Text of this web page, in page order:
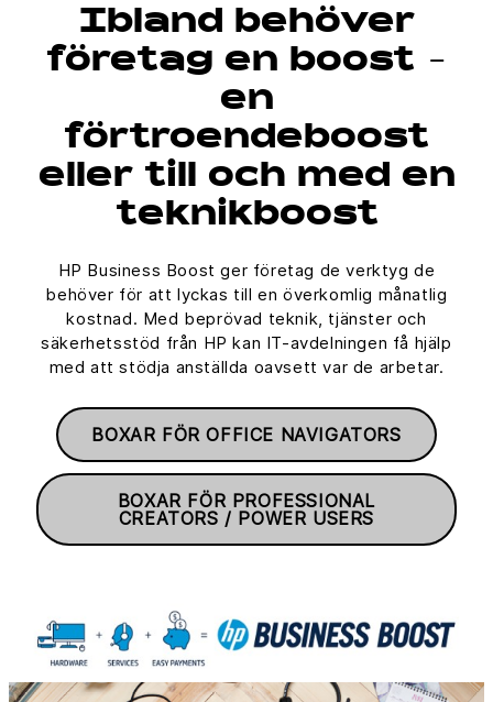
Ibland behöver
företag en boost -
en
förtroendeboost
eller till och med en
teknikboost
HP Business Boost ger företag de verktyg de
behöver för att lyckas till en överkomlig månatlig
kostnad. Med beprövad teknik, tjänster och
säkerhetsstöd från HP kan IT-avdelningen få hjälp
med att stödja anställda oavsett var de arbetar.
BOXAR FÖR OFFICE NAVIGATORS
BOXAR FÖR PROFESSIONAL
CREATORS / POWER USERS